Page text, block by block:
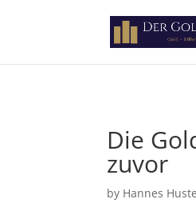
Die
zuvor
by Hannes